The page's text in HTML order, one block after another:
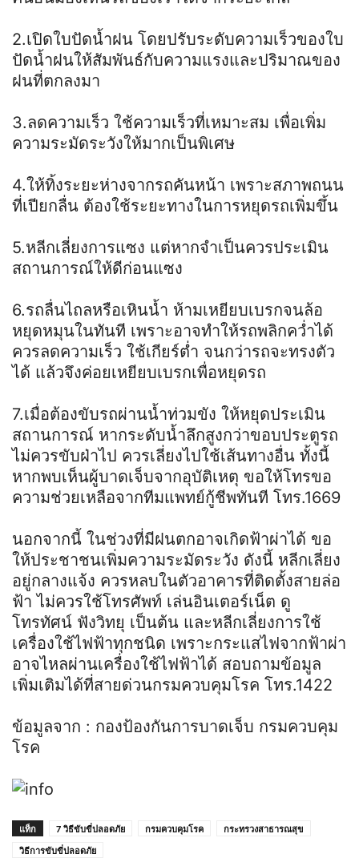
2.เปิดใบปัดน้ำฝน โดยปรับระดับความเร็วของใบ
ปัดน้ำฝนให้สัมพันธ์กับความแรงและปริมาณของ
ฝนที่ตกลงมา
3.ลดความเร็ว ใช้ความเร็วที่เหมาะสม เพื่อเพิ่ม
ความระมัดระวังให้มากเป็นพิเศษ
4.ให้ทิ้งระยะห่างจากรถคันหน้า เพราะสภาพถนน
ที่เปียกลื่น ต้องใช้ระยะทางในการหยุดรถเพิ่มขึ้น
5.หลีกเลี่ยงการแซง แต่หากจำเป็นควรประเมิน
สถานการณ์ให้ดีก่อนแซง
6.รถลื่นไถลหรือเหินน้ำ ห้ามเหยียบเบรกจนล้อ
หยุดหมุนในทันที เพราะอาจทำให้รถพลิกคว่ำได้
ควรลดความเร็ว ใช้เกียร์ต่ำ จนกว่ารถจะทรงตัว
ได้ แล้วจึงค่อยเหยียบเบรกเพื่อหยุดรถ
7.เมื่อต้องขับรถผ่านน้ำท่วมขัง ให้หยุดประเมิน
สถานการณ์ หากระดับน้ำลึกสูงกว่าขอบประตูรถ
ไม่ควรขับฝ่าไป ควรเลี่ยงไปใช้เส้นทางอื่น ทั้งนี้
หากพบเห็นผู้บาดเจ็บจากอุบัติเหตุ ขอให้โทรขอ
ความช่วยเหลือจากทีมแพทย์กู้ชีพทันที โทร.1669
นอกจากนี้ ในช่วงที่มีฝนตกอาจเกิดฟ้าผ่าได้ ขอ
ให้ประชาชนเพิ่มความระมัดระวัง ดังนี้ หลีกเลี่ยง
อยู่กลางแจ้ง ควรหลบในตัวอาคารที่ติดตั้งสายล่อ
ฟ้า ไม่ควรใช้โทรศัพท์ เล่นอินเตอร์เน็ต ดู
โทรทัศน์ ฟังวิทยุ เป็นต้น และหลีกเลี่ยงการใช้
เครื่องใช้ไฟฟ้าทุกชนิด เพราะกระแสไฟจากฟ้าผ่า
อาจไหลผ่านเครื่องใช้ไฟฟ้าได้ สอบถามข้อมูล
เพิ่มเติมได้ที่สายด่วนกรมควบคุมโรค โทร.1422
ข้อมูลจาก : กองป้องกันการบาดเจ็บ กรมควบคุม
โรค
แท็ก 7 วิธีขับขี่ปลอดภัย กรมควบคุมโรค
กระทรวงสาธารณสุข
วิธีการขับขี่ปลอดภัย